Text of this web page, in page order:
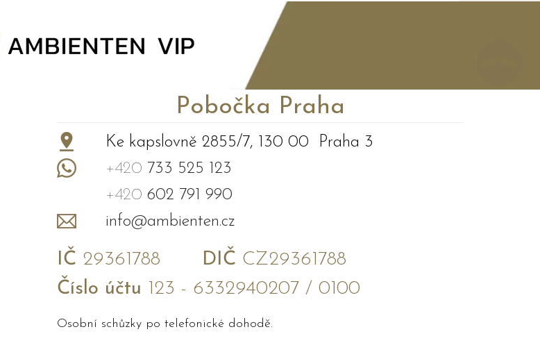
soudem v Brně
Pobočka Praha
Ke kapslovně 2855/7, 130 00 Praha 3
+420 733 525 123
+420 602 791 990
info@ambienten.cz
IČ 29361788 DIČ CZ29361788
Číslo účtu 123 - 6332940207 / 0100
Osobní schůzky po telefonické dohodě.